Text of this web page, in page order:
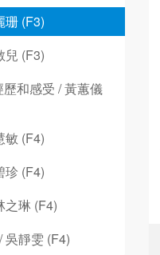
珊 (F3)
兒 (F3)
和感受 / 黃蕙儀
敏 (F4)
珍 (F4)
琳 (F4)
靜雯 (F4)